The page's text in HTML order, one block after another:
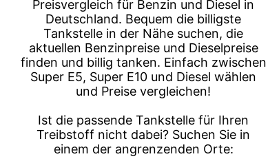
Preisvergleich für Benzin und Diesel in
Deutschland. Bequem die billigste
Tankstelle in der Nähe suchen, die
aktuellen Benzinpreise und Dieselpreise
finden und billig tanken. Einfach zwischen
Super E5, Super E10 und Diesel wählen
und Preise vergleichen!
Ist die passende Tankstelle für Ihren
Treibstoff nicht dabei? Suchen Sie in
einem der angrenzenden Orte: